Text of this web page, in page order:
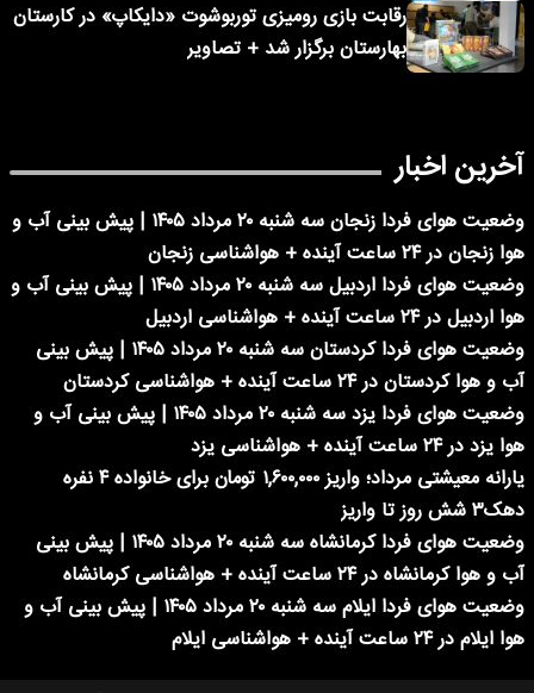
رقابت بازی رومیزی توربوشوت «دایکاپ» در کارستان
بهارستان برگزار شد + تصاویر
آخرین اخبار
وضعیت هوای فردا زنجان سه شنبه ۲۰ مرداد ۱۴۰۵ | پیش بینی آب و
هوا زنجان در ۲۴ ساعت آینده + هواشناسی زنجان
وضعیت هوای فردا اردبیل سه شنبه ۲۰ مرداد ۱۴۰۵ | پیش بینی آب و
هوا اردبیل در ۲۴ ساعت آینده + هواشناسی اردبیل
وضعیت هوای فردا کردستان سه شنبه ۲۰ مرداد ۱۴۰۵ | پیش بینی
آب و هوا کردستان در ۲۴ ساعت آینده + هواشناسی کردستان
وضعیت هوای فردا یزد سه شنبه ۲۰ مرداد ۱۴۰۵ | پیش بینی آب و
هوا یزد در ۲۴ ساعت آینده + هواشناسی یزد
یارانه معیشتی مرداد؛ واریز ۱,۶۰۰,۰۰۰ تومان برای خانواده ۴ نفره
دهک۳ شش روز تا واریز
وضعیت هوای فردا کرمانشاه سه شنبه ۲۰ مرداد ۱۴۰۵ | پیش بینی
آب و هوا کرمانشاه در ۲۴ ساعت آینده + هواشناسی کرمانشاه
وضعیت هوای فردا ایلام سه شنبه ۲۰ مرداد ۱۴۰۵ | پیش بینی آب و
هوا ایلام در ۲۴ ساعت آینده + هواشناسی ایلام